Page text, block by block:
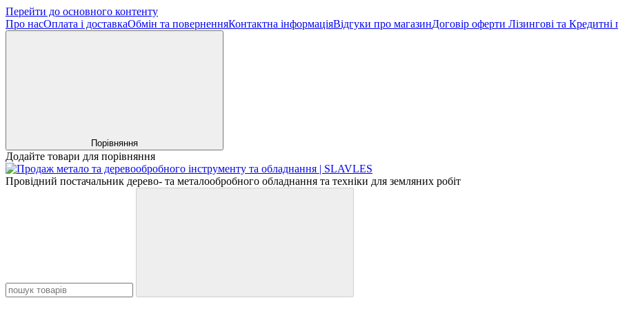
Перейти до основного контенту
Про насОплата і доставкаОбмін та поверненняКонтактна інформаціяВідгуки про магазинДоговір оферти Лізингові та Кредитні
Порівняння
Додайте товари для порівняння
Провідний постачальник дерево- та металообробного обладнання та техніки для земляних робіт